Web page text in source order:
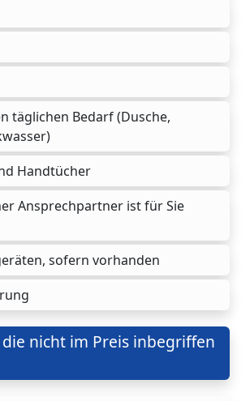
täglichen Bedarf (Dusche,
Handtücher
Ansprechpartner ist für Sie
sofern vorhanden
die nicht im Preis inbegriffen